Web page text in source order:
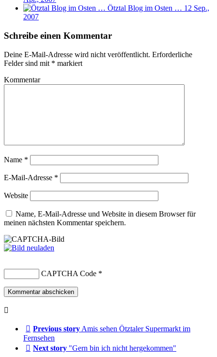
Ötztal Blog im Osten … 12 Sep.,
2007
Schreibe einen Kommentar
Deine E-Mail-Adresse wird nicht veröffentlicht. Erforderliche
Felder sind mit * markiert
Kommentar
Name *
E-Mail-Adresse *
Website
Name, E-Mail-Adresse und Website in diesem Browser für
meinen nächsten Kommentar speichern.
CAPTCHA Code *
Previous story Amis sehen Ötztaler Supermarkt im
Fernsehen
Next story "Gern bin ich nicht hergekommen"